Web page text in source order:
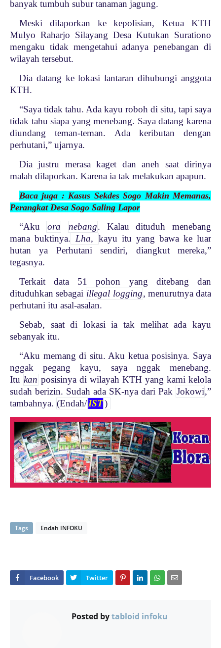
banyak tumbuh subur tanaman jagung.
Meski dilaporkan ke kepolisian, Ketua KTH
Mulyo Raharjo Silayang Desa Kutukan Surationo
mengaku tidak mengetahui adanya penebangan di
wilayah tersebut.
Dia datang ke lokasi lantaran dihubungi anggota
KTH.
“Saya tidak tahu. Ada kayu roboh di situ, tapi saya
tidak tahu siapa yang menebang. Saya datang karena
diundang teman-teman. Ada keributan dengan
perhutani,” ujarnya.
Dia justru merasa kaget dan aneh saat dirinya
malah dilaporkan. Karena ia tak melakukan apapun.
Baca juga : Kasus Sekdes Sogo Makin Memanas,
Perangkat Desa Sogo Saling Lapor
“Aku ora nebang. Kalau dituduh menebang
mana buktinya. Lha, kayu itu yang bawa ke luar
hutan ya Perhutani sendiri, diangkut mereka,”
tegasnya.
Terkait data 51 pohon yang ditebang dan
dituduhkan sebagai illegal logging, menurutnya data
perhutani itu asal-asalan.
Sebab, saat di lokasi ia tak melihat ada kayu
sebanyak itu.
“Aku memang di situ. Aku ketua posisinya. Saya
nggak pegang kayu, saya nggak menebang.
Itu kan posisinya di wilayah KTH yang kami kelola
sudah berizin. Sudah ada SK-nya dari Pak Jokowi,”
tambahnya. (Endah/IST)
Tags Endah INFOKU
Posted bytabloid infoku